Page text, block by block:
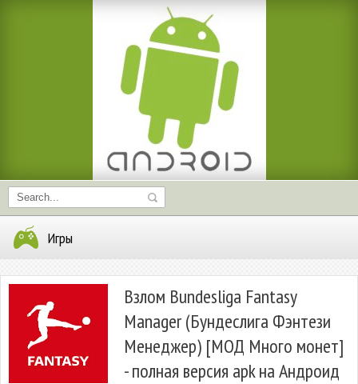
Игры
Взлом Bundesliga Fantasy
Manager (Бундеслига Фэнтези
Менеджер) [МОД Много монет]
- полная версия apk на Андроид